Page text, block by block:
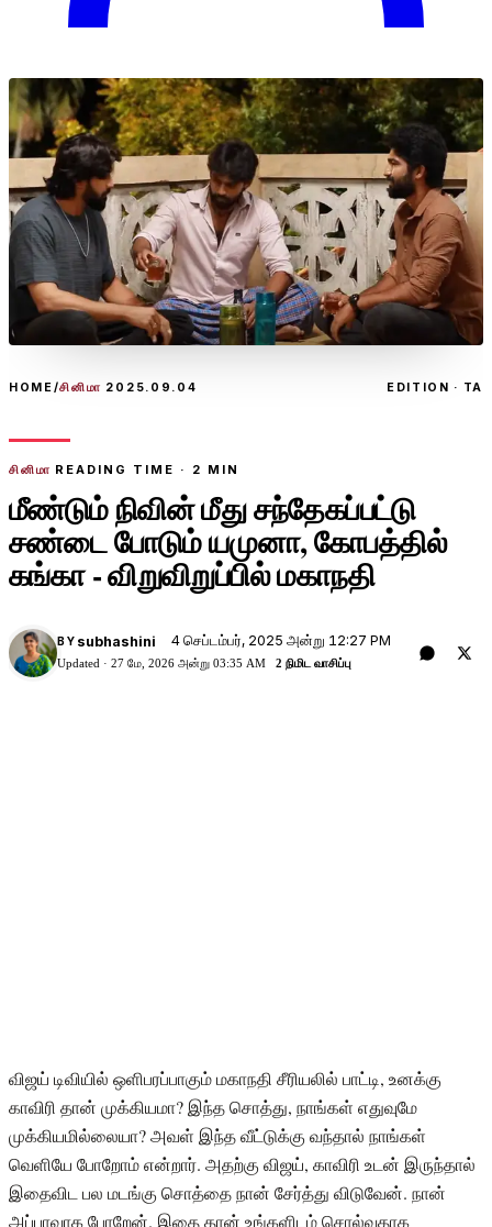
HOME/சினிமா 2025.09.04 EDITION · TA
சினிமா READING TIME · 2 MIN
மீண்டும் நிவின் மீது சந்தேகப்பட்டு
சண்டை போடும் யமுனா, கோபத்தில்
கங்கா - விறுவிறுப்பில் மகாநதி
BY subhashini 4 செப்டம்பர், 2025 அன்று 12:27 PM
Updated · 27 மே, 2026 அன்று 03:35 AM 2 நிமிட வாசிப்பு
விஜய் டிவியில் ஒளிபரப்பாகும் மகாநதி சீரியலில் பாட்டி, உனக்கு
காவிரி தான் முக்கியமா? இந்த சொத்து, நாங்கள் எதுவுமே
முக்கியமில்லையா? அவள் இந்த வீட்டுக்கு வந்தால் நாங்கள்
வெளியே போறோம் என்றார். அதற்கு விஜய், காவிரி உடன் இருந்தால்
இதைவிட பல மடங்கு சொத்தை நான் சேர்த்து விடுவேன். நான்
அப்பாவாக போறேன். இதை தான் உங்களிடம் சொல்வதாக